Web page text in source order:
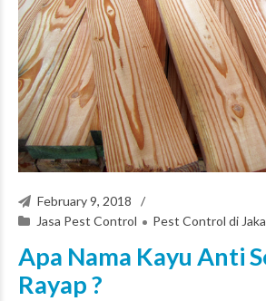
February 9, 2018
Jasa Pest Control
Pest Control di
Apa Nama Kayu Anti
Rayap ?